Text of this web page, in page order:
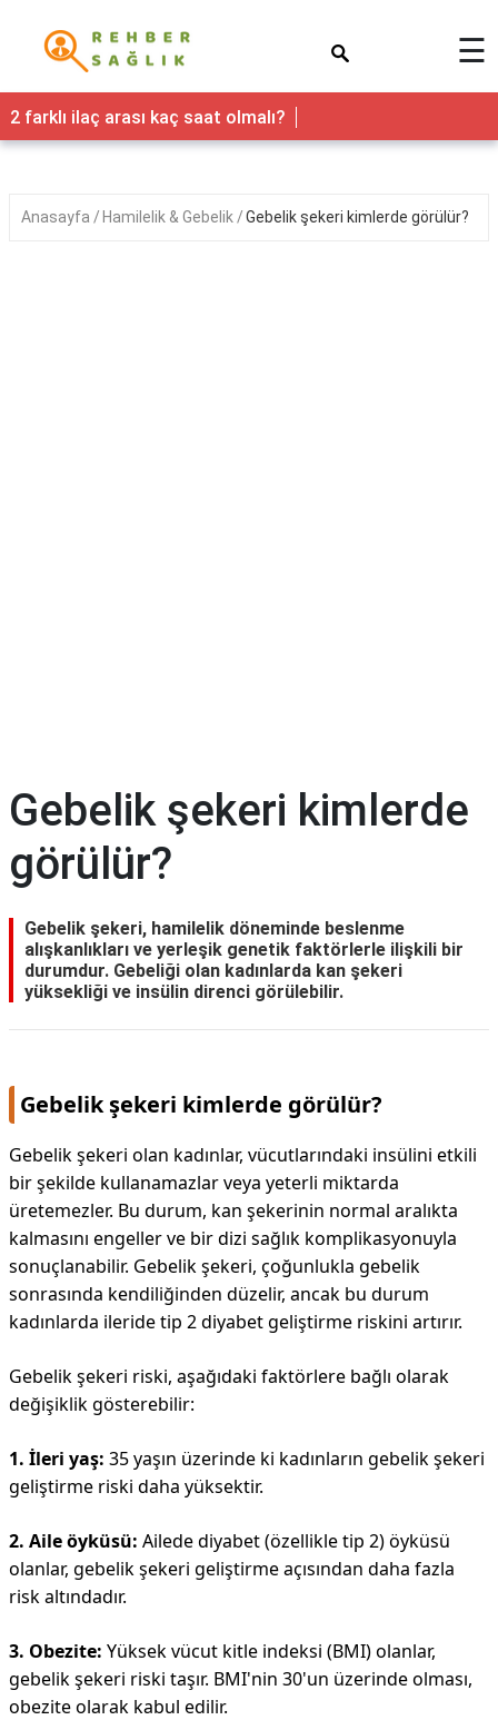
Sağlık
Yaşam
Nedir
☰
2 farklı ilaç arası kaç saat olmalı?
Anasayfa Hamilelik & Gebelik Gebelik şekeri kimlerde görülür?
Gebelik şekeri kimlerde
görülür?
Gebelik şekeri, hamilelik döneminde beslenme
alışkanlıkları ve yerleşik genetik faktörlerle ilişkili bir
durumdur. Gebeliği olan kadınlarda kan şekeri
yüksekliği ve insülin direnci görülebilir.
Gebelik şekeri kimlerde görülür?
Gebelik şekeri olan kadınlar, vücutlarındaki insülini etkili
bir şekilde kullanamazlar veya yeterli miktarda
üretemezler. Bu durum, kan şekerinin normal aralıkta
kalmasını engeller ve bir dizi sağlık komplikasyonuyla
sonuçlanabilir. Gebelik şekeri, çoğunlukla gebelik
sonrasında kendiliğinden düzelir, ancak bu durum
kadınlarda ileride tip 2 diyabet geliştirme riskini artırır.
Gebelik şekeri riski, aşağıdaki faktörlere bağlı olarak
değişiklik gösterebilir:
1. İleri yaş: 35 yaşın üzerinde ki kadınların gebelik şekeri
geliştirme riski daha yüksektir.
2. Aile öyküsü: Ailede diyabet (özellikle tip 2) öyküsü
olanlar, gebelik şekeri geliştirme açısından daha fazla
risk altındadır.
3. Obezite: Yüksek vücut kitle indeksi (BMI) olanlar,
gebelik şekeri riski taşır. BMI'nin 30'un üzerinde olması,
obezite olarak kabul edilir.